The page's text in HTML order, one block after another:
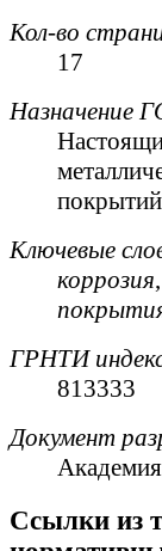
Кол-во
17
Назначение
Ключевые
коррозия
ГРНТИ
813333
Документ
Cсылки из